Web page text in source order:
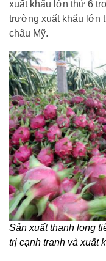
xuất khẩu lớn thứ 6
trường xuất khẩu lớn
châu Mỹ.
Sản xuất thanh long
trị cạnh tranh và xuất